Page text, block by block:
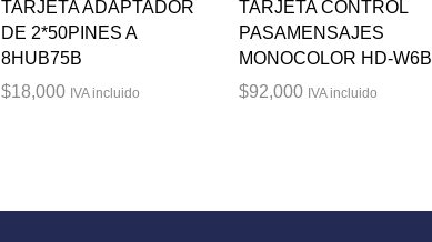
TARJETA ADAPTADOR
DE 2*50PINES A
8HUB75B
$18,000 IVA incluido
TARJETA CONTROL
PASAMENSAJES
MONOCOLOR HD-W6B
$92,000 IVA incluido